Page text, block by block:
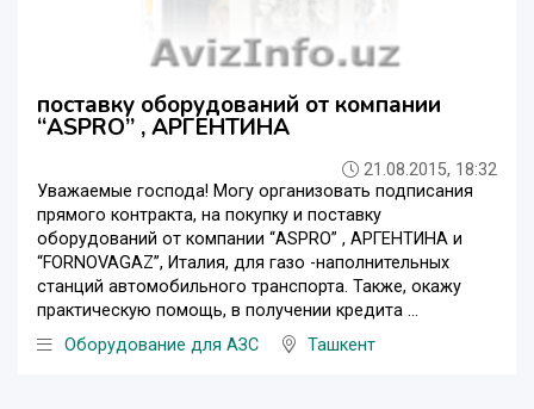
поставку оборудований от компании
“ASPRO” , АРГЕНТИНА
21.08.2015, 18:32
Уважаемые господа! Могу организовать подписания
прямого контракта, на покупку и поставку
оборудований от компании “ASPRO” , АРГЕНТИНА и
“FORNOVAGAZ”, Италия, для газо -наполнительных
станций автомобильного транспорта. Также, окажу
практическую помощь, в получении кредита ...
Оборудование для АЗС
Ташкент